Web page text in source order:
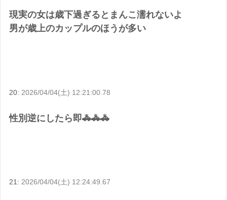
現実の女は歳下過ぎるとまんこ濡れないよ
男が歳上のカップルのほうが多い
20: 2026/04/04(土) 12:21:00.78
性別逆にしたら即🚓🚓🚓
21: 2026/04/04(土) 12:24:49.67